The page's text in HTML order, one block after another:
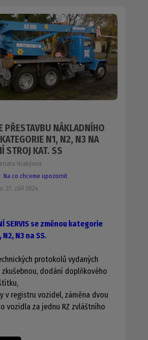
PŘESTAVBU NÁKLADNÍHO
N1, N2, N3 NA
STROJ KAT. SS
Hrabýová
Na co chceme upozornit
27. září 2024
SERVIS se změnou kategorie
N3 na SS.
protokolů vydaných
zkušebnou, dodání doplňkového
v registru vozidel, záměna dvou
vozidla za jednu RZ zvláštního